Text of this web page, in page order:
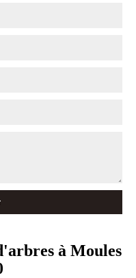
à Moules